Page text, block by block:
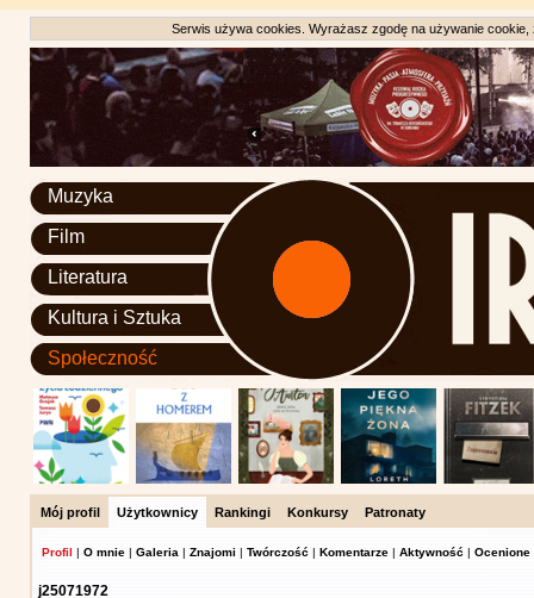
Serwis używa cookies. Wyrażasz zgodę na używanie
Muzyka
Film
Literatura
Kultura i Sztuka
Społeczność
Mój profil Użytkownicy Rankingi Konkursy Patronaty
Profil | O mnie | Galeria | Znajomi | Twórczość | Komentarze | Aktywność | Ocenione
j25071972